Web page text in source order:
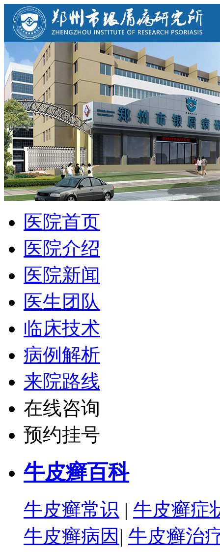
医院首页
医院介绍
医院新闻
医生团队
临床技术
病例解析
来院路线
在线咨询
预约挂号
牛皮癣百科
牛皮癣常识 | 牛皮癣症
牛皮癣病因 | 牛皮癣治